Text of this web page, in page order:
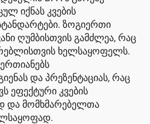
იქნას კვების
ზოგიერთი
ღუმბისთვის გამძლეა, რაც
ხელსაყოფელს.
და პრეზენტაციას, რაც
ეფექტური კვების
და მომხმარებელთა